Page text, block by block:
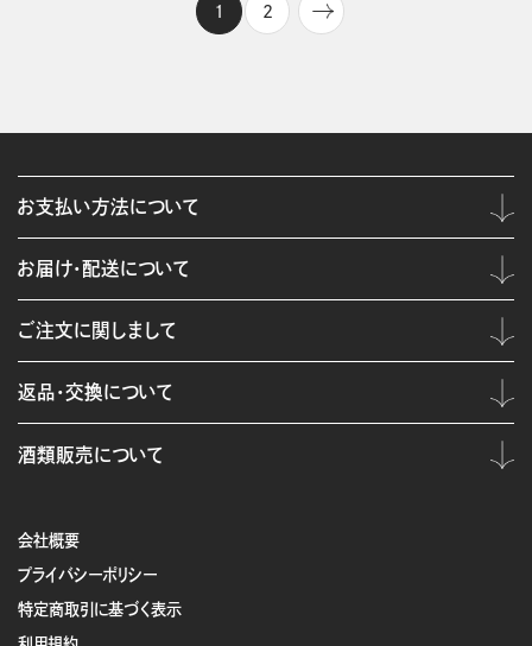
1 2
会社概要
プライバシーポリシー
特定商取引に基づく表示
お支払い方法について
お届け・配送について
ご注文に関しまして
返品・交換について
酒類販売について